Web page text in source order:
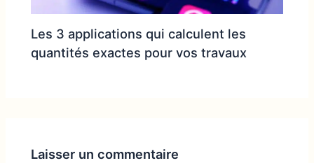
Les 3 applications qui calculent les
quantités exactes pour vos travaux
Laisser un commentaire